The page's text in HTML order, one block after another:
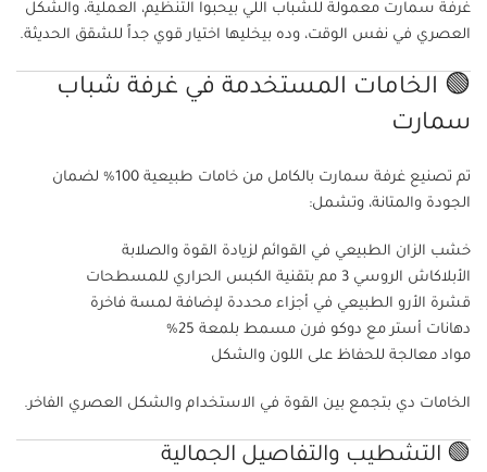
غرفة سمارت معمولة للشباب اللي بيحبوا التنظيم، العملية، والشكل
العصري في نفس الوقت، وده بيخليها اختيار قوي جداً للشقق الحديثة.
🟢 الخامات المستخدمة في غرفة شباب
سمارت
تم تصنيع غرفة سمارت بالكامل من خامات طبيعية 100% لضمان
الجودة والمتانة، وتشمل:
خشب الزان الطبيعي في القوائم لزيادة القوة والصلابة
الأبلاكاش الروسي 3 مم بتقنية الكبس الحراري للمسطحات
قشرة الأرو الطبيعي في أجزاء محددة لإضافة لمسة فاخرة
دهانات أستر مع دوكو فرن مسمط بلمعة 25%
مواد معالجة للحفاظ على اللون والشكل
الخامات دي بتجمع بين القوة في الاستخدام والشكل العصري الفاخر.
🟢 التشطيب والتفاصيل الجمالية